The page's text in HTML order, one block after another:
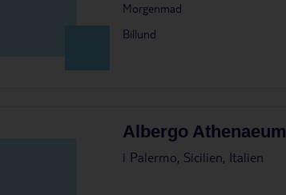
Morgenmad
Billund
Albergo Athenaeum
i Palermo, Sicilien, Italien